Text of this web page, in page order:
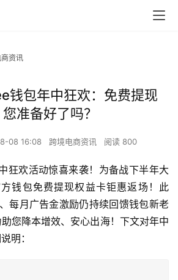
资讯
钱包年中狂欢：免费提现
准备好了吗？
08 16:08 跨境电商资讯 阅读 800
狂欢活动惊喜来袭！为备战下半年大
钱包免费提现权益卡钜惠返场！此
每月广告金激励仍持续回馈钱包新老
您降本增效、安心出海！下文对年中
明：